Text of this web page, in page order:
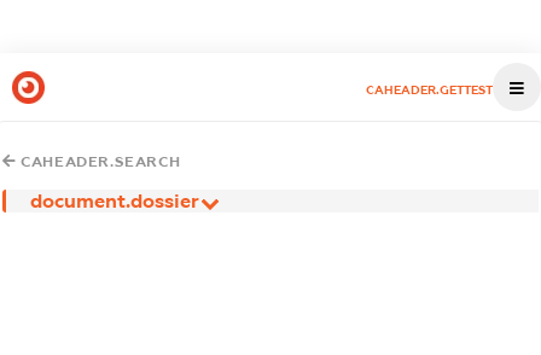
CAHEADER.GETTEST
CAHEADER.SEARCH
document.dossier